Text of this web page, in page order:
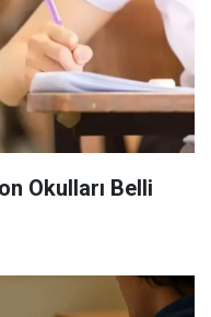
Okulları Belli